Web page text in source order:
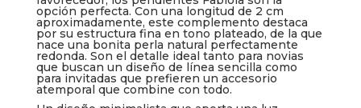
opción perfecta. Con una longitud de 2 cm
aproximadamente, este complemento destaca
por su estructura fina en tono plateado, de la que
nace una bonita perla natural perfectamente
redonda. Son el detalle ideal tanto para novias
que buscan un diseño de línea sencilla como
para invitadas que prefieren un accesorio
atemporal que combine con todo.